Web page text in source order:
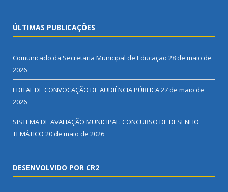
ÚLTIMAS PUBLICAÇÕES
Comunicado da Secretaria Municipal de Educação 28 de maio de
2026
EDITAL DE CONVOCAÇÃO DE AUDIÊNCIA PÚBLICA27 de maio de
2026
SISTEMA DE AVALIAÇÃO MUNICIPAL: CONCURSO DE DESENHO
TEMÁTICO 20 de maio de 2026
DESENVOLVIDO POR CR2